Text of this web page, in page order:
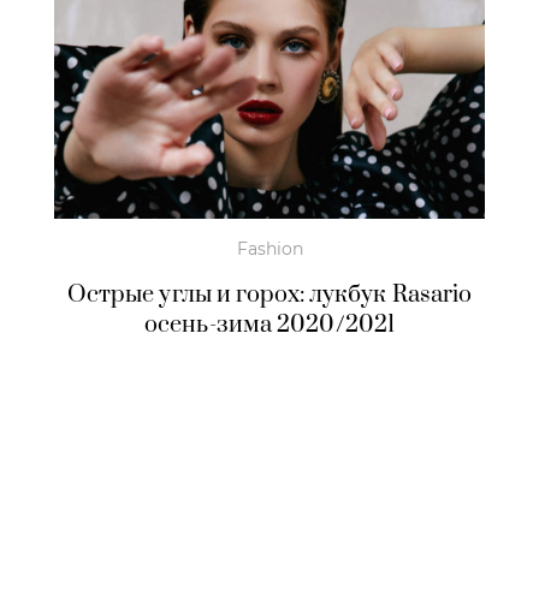
Fashion
Острые углы и горох: лукбук Rasario
осень-зима 2020/2021